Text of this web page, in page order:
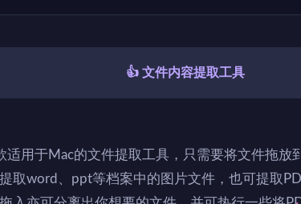
👍 文件内容提取工具
适用于Mac的文件提取工具，只需要将文件拖放
取word、ppt等档案中的图片文件，也可提取